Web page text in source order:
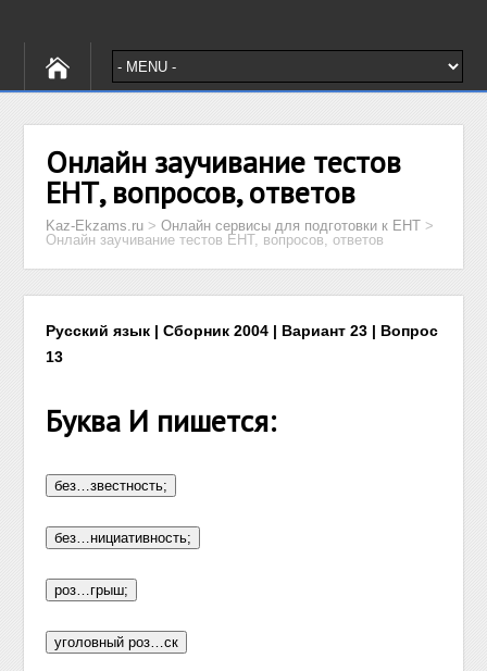
Онлайн заучивание тестов
ЕНТ, вопросов, ответов
Kaz-Ekzams.ru >Онлайн сервисы для подготовки к ЕНТ >
Онлайн заучивание тестов ЕНТ, вопросов, ответов
Русский язык | Сборник 2004 | Вариант 23 | Вопрос
13
Буква И пишется: